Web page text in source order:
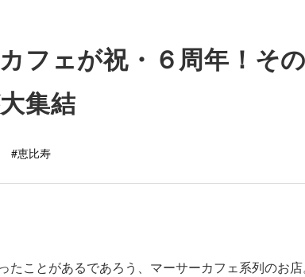
フェが祝・６周年！そ
集結
#恵比寿
たことがあるであろう、マーサーカフェ系列のお